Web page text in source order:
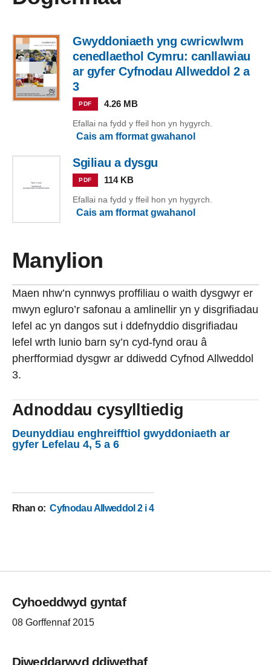
Gwyddoniaeth yng cwricwlwm
cenedlaethol Cymru: canllawiau
ar gyfer Cyfnodau Allweddol 2 a
3
PDF 4.26 MB
Efallai na fydd y ffeil hon yn hygyrch.
Cais am fformat gwahanol
Sgiliau a dysgu
PDF 114 KB
Efallai na fydd y ffeil hon yn hygyrch.
Cais am fformat gwahanol
Manylion
Maen nhw’n cynnwys proffiliau o waith dysgwyr er
mwyn egluro’r safonau a amlinellir yn y disgrifiadau
lefel ac yn dangos sut i ddefnyddio disgrifiadau
lefel wrth lunio barn sy’n cyd-fynd orau â
pherfformiad dysgwr ar ddiwedd Cyfnod Allweddol
3.
Adnoddau cysylltiedig
Deunyddiau enghreifftiol gwyddoniaeth ar
gyfer Lefelau 4, 5 a 6
Rhan o:Cyfnodau Allweddol 2 i 4
Cyhoeddwyd gyntaf
08 Gorffennaf 2015
Diweddarwyd ddiwethaf